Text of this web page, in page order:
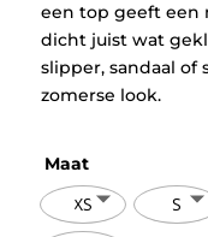
een top geeft een
dicht juist wat
slipper, sandaal of
zomerse look.
Maat
XS S